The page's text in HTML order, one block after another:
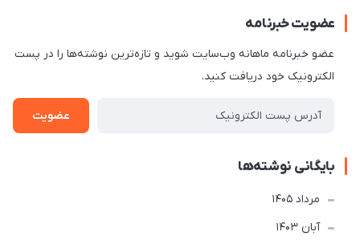
عضویت خبرنامه
عضو خبرنامه ماهانه وب‌سایت شوید و تازه‌ترین نوشته‌ها را در پست
الکترونیک خود دریافت کنید.
عضویت
بایگانی نوشته‌ها
مرداد 1405
آبان 1403